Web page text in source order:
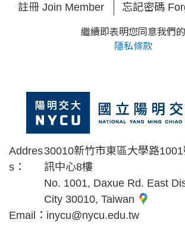
註冊 Join Member 忘記密碼
繼續即表明您同意我們的
隱私條款
Addres
s：
30010新竹市東區大學路
訊中心8樓
No. 1001, Daxue Rd. East
City 30010, Taiwan
Email： inycu@nycu.edu.tw